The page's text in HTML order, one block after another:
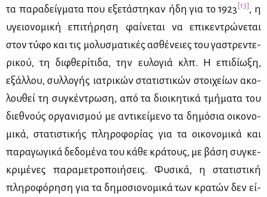
τα πα­ρα­δείγ­μα­τα που εξε­τά­στη­καν ήδη για το 1923 [13] , η
υγειο­νο­μι­κή επι­τή­ρη­ση φαί­νε­ται να επι­κε­ντρώ­νε­ται
στον τύ­φο και τις μο­λυ­σμα­τι­κές ασθέ­νειες του γα­στρε­ντε­
ρι­κού, τη δι­φθε­ρί­τι­δα, την ευ­λο­γιά κλπ. Η επι­δί­ω­ξη,
εξάλ­λου, συλ­λο­γής ια­τρι­κών στα­τι­στι­κών στοι­χεί­ων ακο­
λου­θεί τη συ­γκέ­ντρω­ση, από τα διοι­κη­τι­κά τμή­μα­τα του
διε­θνούς ορ­γα­νι­σμού με αντι­κεί­με­νο τα δη­μό­σια οι­κο­νο­
μι­κά, στα­τι­στι­κής πλη­ρο­φο­ρί­ας για τα οι­κο­νο­μι­κά και
πα­ρα­γω­γι­κά δε­δο­μέ­να του κά­θε κρά­τους, με βά­ση συ­γκε­
κρι­μέ­νες πα­ρα­με­τρο­ποι­ή­σεις. Φυ­σι­κά, η στα­τι­στι­κή
πλη­ρο­φό­ρη­ση για τα δη­μο­σιο­νο­μι­κά των κρα­τών δεν εί­